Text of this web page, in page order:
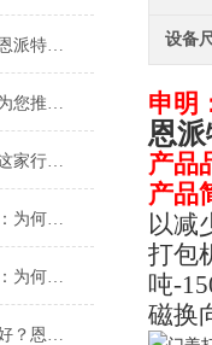
铝销压饼机生产厂：为何恩派特成为行业信赖的优选品牌？
铝切屑压块机哪里有卖？为您推荐行业优选：恩派特压块机
铝屑压块难题困扰生产？这家行业隐形，如何用“英国基因”破解困局
铝屑压块机设备选购指南：为何恩派特品牌值得推荐？
铝屑打包压块机生产厂家：为何恩派特备受推崇？
铝销压饼机哪个牌子质量好？恩派特品牌深度解析与推荐
设备
申明
恩
产品
产品
以减
打包
吨-
磁换